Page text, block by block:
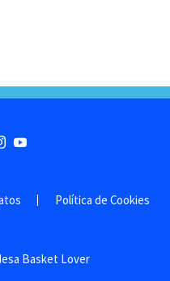
Política de Cookies
Basket Lover